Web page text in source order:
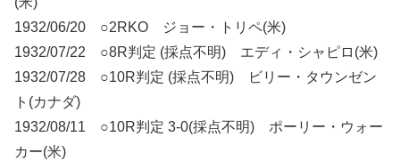
1932/06/20 ○2RKO ジョー・トリペ(米)
1932/07/22 ○8R判定 (採点不明) エディ・シャピロ(米)
1932/07/28 ○10R判定 (採点不明) ビリー・タウンゼン
ト(カナダ)
1932/08/11 ○10R判定 3-0(採点不明) ポーリー・ウォー
カー(米)